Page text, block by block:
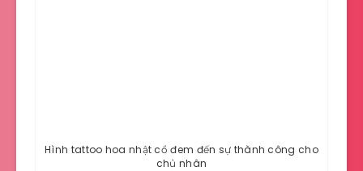
Hình tattoo hoa nhật cổ đem đến sự thành công cho
chủ nhân